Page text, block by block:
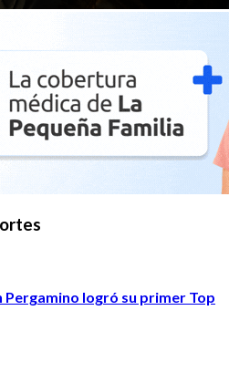
Pergamino logró su primer Top